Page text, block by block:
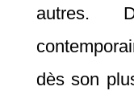
autres.
dès son